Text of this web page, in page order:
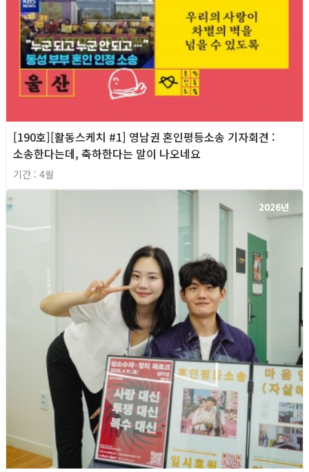
[190호][활동스케치 #1] 영남권 혼인평등소송 기자회견​ :
소송한다는데, 축하한다는 말이 나오네요
기간 : 4월
2026년